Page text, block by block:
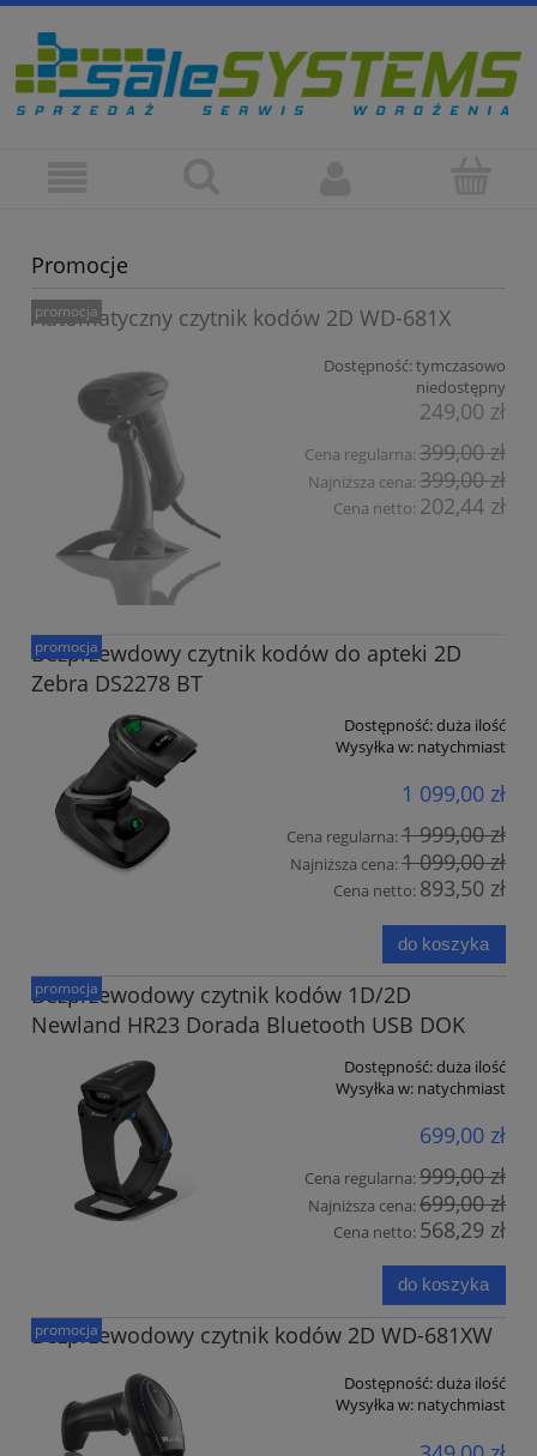
Promocje
Automatyczny czytnik kodów 2D WD-681X
Dostępność:tymczasowo
niedostępny
249,00 zł
Cena regularna: 399,00 zł
Najniższa cena: 399,00 zł
Cena netto: 202,44 zł
promocja
Bezprzewdowy czytnik kodów do apteki 2D
Zebra DS2278 BT
Dostępność:duża ilość
Wysyłka w: natychmiast
1 099,00 zł
Cena regularna:1 999,00 zł
Najniższa cena:1 099,00 zł
Cena netto: 893,50 zł
do koszyka
promocja
Bezprzewodowy czytnik kodów 1D/2D
Newland HR23 Dorada Bluetooth USB DOK
Dostępność:duża ilość
Wysyłka w: natychmiast
699,00 zł
Cena regularna:999,00 zł
Najniższa cena:699,00 zł
Cena netto: 568,29 zł
do koszyka
promocja
Bezprzewodowy czytnik kodów 2D WD-681XW
Dostępność:duża ilość
Wysyłka w: natychmiast
promocja